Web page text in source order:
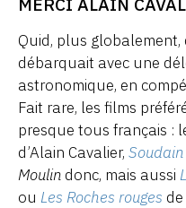
Quid, plus globalement,
débarquait avec une
astronomique, en
Fait rare, les films
presque tous français :
d’Alain Cavalier, Soudain
Moulin donc, mais aussi
ou Les Roches rouges